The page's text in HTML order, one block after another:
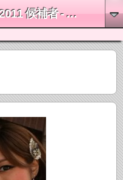
補者 - 最上彩佳